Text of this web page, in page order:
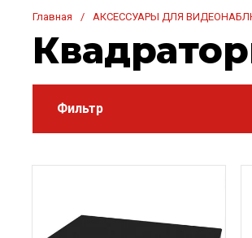
Главная / АКСЕССУАРЫ ДЛЯ
Фильтр